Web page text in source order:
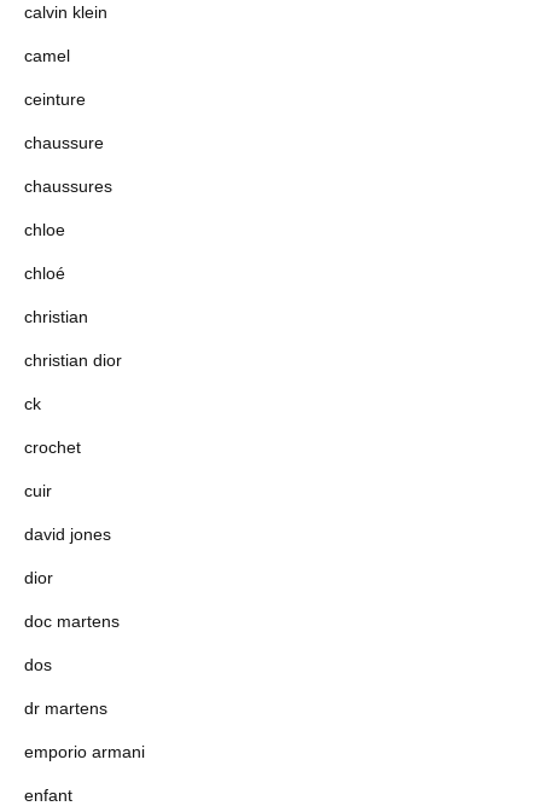
calvin klein
camel
ceinture
chaussure
chaussures
chloe
chloé
christian
christian dior
ck
crochet
cuir
david jones
dior
doc martens
dos
dr martens
emporio armani
enfant